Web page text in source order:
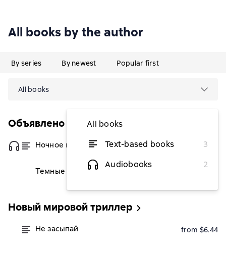
All books by the author
By series By newest Popular first
All books
All books
Text-based books
3
Audiobooks
2
Объявлено убийство
Ночное плавание from $5.10
Темные углы
Новый мировой триллер
Не засыпай from $6.44